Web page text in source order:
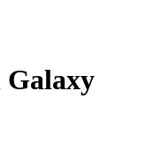
Galaxy